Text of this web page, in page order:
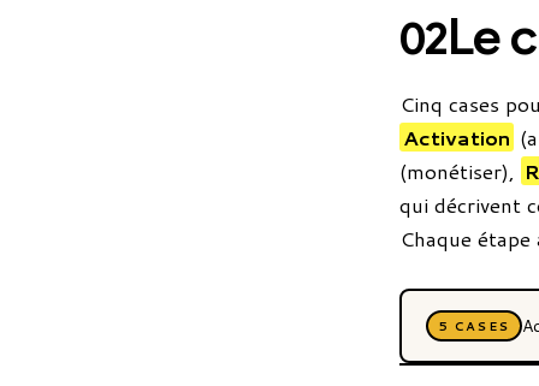
02Le
Cinq cases
Activation
(monétiser),
qui décrivent
Chaque
5 CASES